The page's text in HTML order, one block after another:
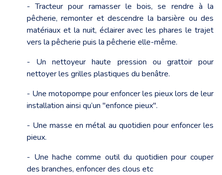
- Tracteur pour ramasser le bois, se rendre à la
pêcherie, remonter et descendre la barsière ou des
matériaux et la nuit, éclairer avec les phares le trajet
vers la pêcherie puis la pêcherie elle-même.
- Un nettoyeur haute pression ou grattoir pour
nettoyer les grilles plastiques du benâtre.
- Une motopompe pour enfoncer les pieux lors de leur
installation ainsi qu’un "enfonce pieux".
- Une masse en métal au quotidien pour enfoncer les
pieux.
- Une hache comme outil du quotidien pour couper
des branches, enfoncer des clous etc